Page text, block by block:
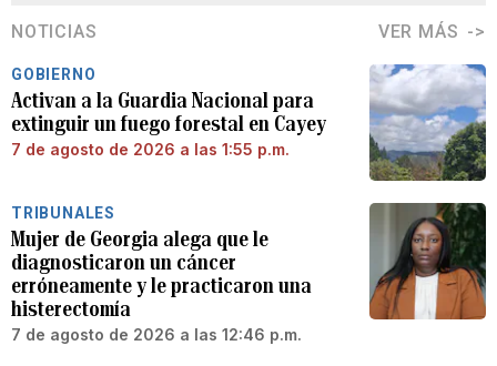
NOTICIAS VER MÁS
GOBIERNO
Activan a la Guardia Nacional para
extinguir un fuego forestal en Cayey
7 de agosto de 2026 a las 1:55 p.m.
TRIBUNALES
Mujer de Georgia alega que le
diagnosticaron un cáncer
erróneamente y le practicaron una
histerectomía
7 de agosto de 2026 a las 12:46 p.m.